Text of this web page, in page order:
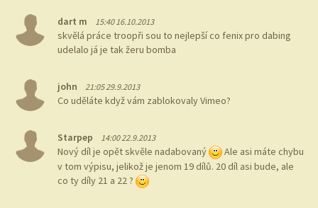
dart m 15:40 16.10.2013
skvělá práce troopři sou to nejlepší co fenix pro dabing
udelalo já je tak žeru bomba
john 21:05 29.9.2013
Co uděláte když vám zablokovaly Vimeo?
Starpep 14:00 22.9.2013
Nový díl je opět skvěle nadabovaný
Ale asi máte chybu
v tom výpisu, jelikož je jenom 19 dílů. 20 díl asi bude, ale
co ty díly 21 a 22 ?